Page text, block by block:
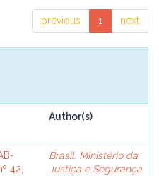
previous 1 next
Author(s)
42,
Brasil. Ministério da
Justiça e Segurança